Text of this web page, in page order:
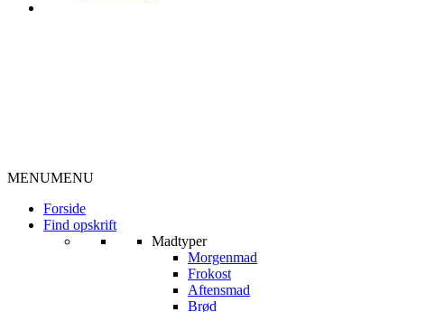
MENUMENU
Forside
Find opskrift
Madtyper
Morgenmad
Frokost
Aftensmad
Brød